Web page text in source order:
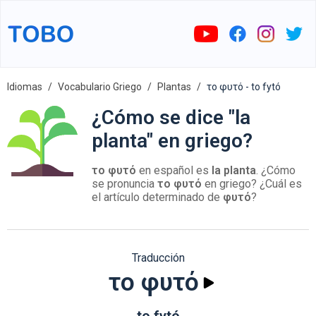
Idiomas Vocabulario Griego Plantas το φυτό - to fytó
¿Cómo se dice "la
planta" en griego?
το φυτό en español es la planta. ¿Cómo
se pronuncia το φυτό en griego? ¿Cuál es
el artículo determinado de φυτό?
Traducción
το φυτό